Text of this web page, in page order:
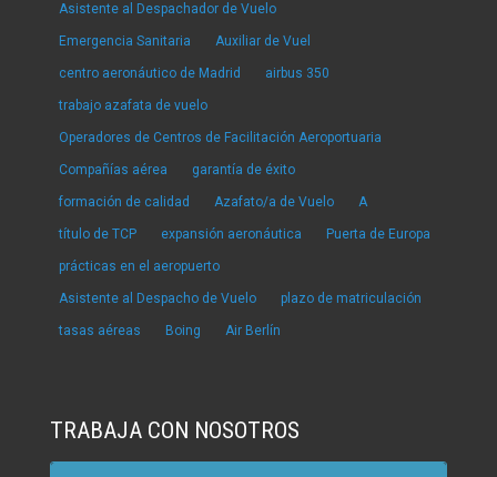
Asistente al Despachador de Vuelo
Emergencia Sanitaria Auxiliar de Vuel
centro aeronáutico de Madrid airbus 350
trabajo azafata de vuelo
Operadores de Centros de Facilitación Aeroportuaria
Compañías aérea garantía de éxito
formación de calidad Azafato/a de Vuelo A
título de TCP expansión aeronáutica Puerta de Europa
prácticas en el aeropuerto
Asistente al Despacho de Vuelo plazo de matriculación
tasas aéreas Boing Air Berlín
TRABAJA CON NOSOTROS